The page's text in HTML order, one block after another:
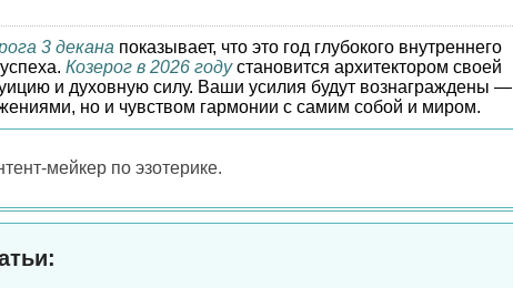
3 декана показывает, что это год глубокого внутреннего
Козерог в 2026 годустановится архитектором своей
и духовную силу. Ваши усилия будут вознаграждены —
но и чувством гармонии с самим собой и миром.
мейкер по эзотерике.